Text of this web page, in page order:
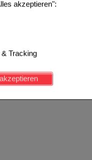
akzeptieren":
die für die
weshalb auf diese
noch
unsere Seite an
optimieren können,
zu gestalten. Bitte
werden.
Tracking